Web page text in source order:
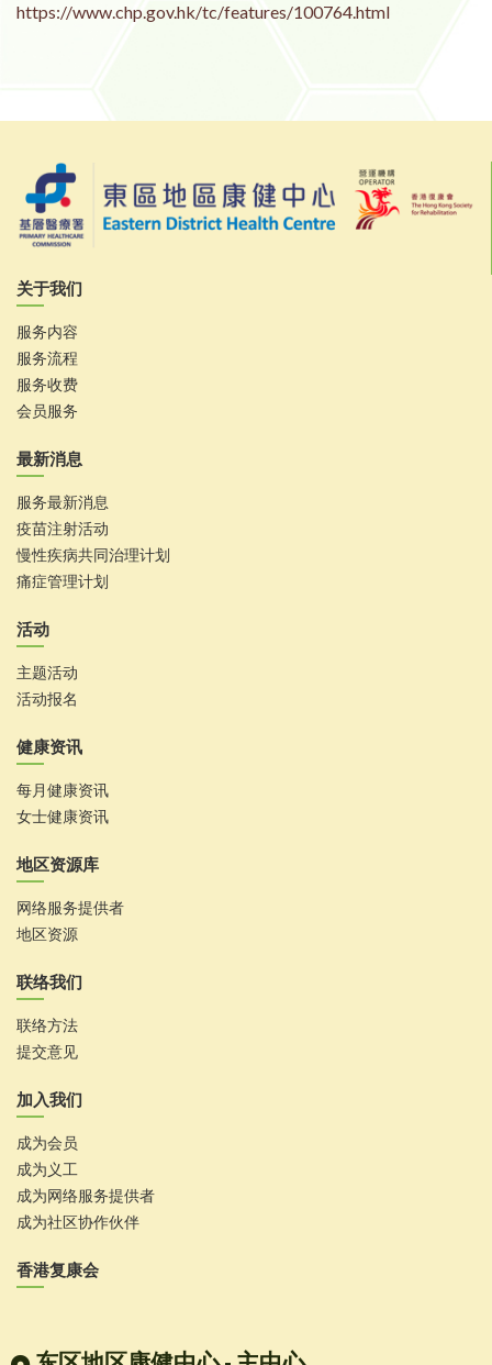
https://www.chp.gov.hk/tc/features/100764.html
关于我们
服务内容
服务流程
服务收费
会员服务
最新消息
服务最新消息
疫苗注射活动
慢性疾病共同治理计划
痛症管理计划
活动
主题活动
活动报名
健康资讯
每月健康资讯
女士健康资讯
地区资源库
网络服务提供者
地区资源
联络我们
联络方法
提交意见
加入我们
成为会员
成为义工
成为网络服务提供者
成为社区协作伙伴
香港复康会